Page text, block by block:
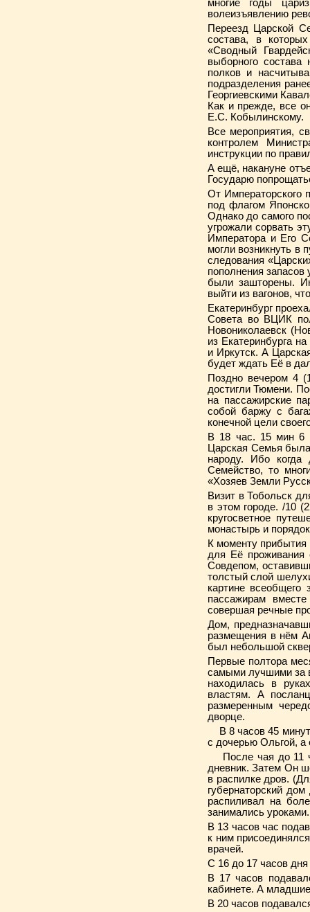
многие годы
волеизъявлению
Переезд Царской
состава, в
«Сводный
выборного состава
полков и
подразделения
Георгиевскими
Как и прежде, все
Е.С. Кобылинскому.
Все мероприятия,
контролем
инструкции по
А ещё, накануне
Государю
От Императорского
под флагом
Однако до самого
угрожали сорвать
Императора и Его
могли возникнуть в
следования
пополнения запасов
были зашторены.
выйти из вагонов,
Екатеринбург
Совета во ВЦИК
Новониколаевск
из Екатеринбурга
и Иркутск. А
будет ждать Её в
Поздно вечером 4
достигли Тюмени.
на пассажирские
собой баржу с
конечной цели
В 18 час. 15 мин 6
Царская Семья
народу. Ибо
Семейство, то
«Хозяев Земли
Визит в Тобольск
в этом городе. /10
кругосветное
монастырь и
К моменту
для Её проживания
Совдепом,
толстый слой
картине
пассажирам
совершая речные
Дом,
размещения в нём
был небольшой
Первые полтора
самыми лучшими за
находилась в
властям. А
размеренным
дворце.
В 8 часов 45 минут
с дочерью Ольгой, а
После чая до 11
дневник. Затем Он
в распилке дров.
губернаторский
распиливал на
занимались уроками.
В 13 часов час
к ним
врачей.
С 16 до 17 часов
В 17 часов
кабинете. А
В 20 часов